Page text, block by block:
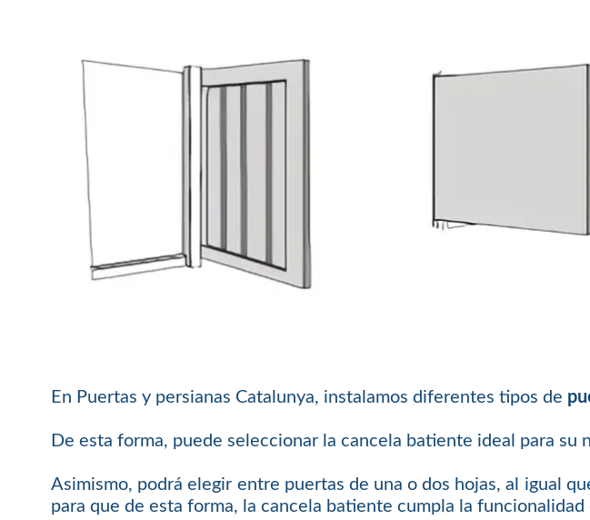
En Puertas y persianas Catalunya, instalamos diferentes tipos de
De esta forma, puede seleccionar la cancela batiente ideal para
Asimismo, podrá elegir entre puertas de una o dos hojas, al igual
para que de esta forma, la cancela batiente cumpla la funcionalidad